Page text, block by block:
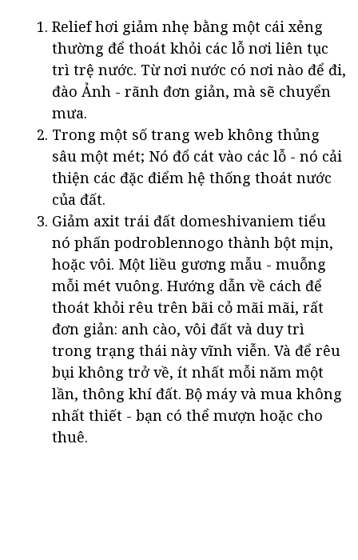
Relief hơi giảm nhẹ bằng một cái xẻng
thường để thoát khỏi các lỗ nơi liên tục
trì trệ nước. Từ nơi nước có nơi nào để đi,
đào Ảnh - rãnh đơn giản, mà sẽ chuyển
mưa.
Trong một số trang web không thủng
sâu một mét; Nó đổ cát vào các lỗ - nó cải
thiện các đặc điểm hệ thống thoát nước
của đất.
Giảm axit trái đất domeshivaniem tiểu
nó phấn podroblennogo thành bột mịn,
hoặc vôi. Một liều gương mẫu - muỗng
mỗi mét vuông. Hướng dẫn về cách để
thoát khỏi rêu trên bãi cỏ mãi mãi, rất
đơn giản: anh cào, vôi đất và duy trì
trong trạng thái này vĩnh viễn. Và để rêu
bụi không trở về, ít nhất mỗi năm một
lần, thông khí đất. Bộ máy và mua không
nhất thiết - bạn có thể mượn hoặc cho
thuê.